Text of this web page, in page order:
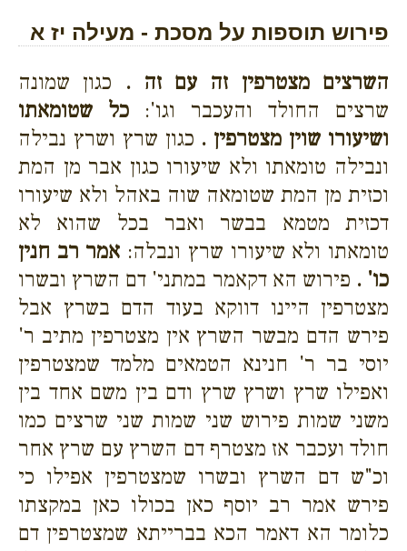
פירוש תוספות על מסכת - מעילה יז א
השרצים מצטרפין זה עם זה . כגון שמונה
שרצים החולד והעכבר וגו': כל שטומאתו
ושיעורו שוין מצטרפין . כגון שרץ ושרץ נבילה
ונבילה טומאתו ולא שיעורו כגון אבר מן המת
וכזית מן המת שטומאה שוה באהל ולא שיעורו
דכזית מטמא בבשר ואבר בכל שהוא לא
טומאתו ולא שיעורו שרץ ונבלה: אמר רב חנין
כו' . פירוש הא דקאמר במתני' דם השרץ ובשרו
מצטרפין היינו דווקא בעוד הדם בשרץ אבל
פירש הדם מבשר השרץ אין מצטרפין מתיב ר'
יוסי בר ר' חנינא הטמאים מלמד שמצטרפין
ואפילו שרץ ושרץ שרץ ודם בין משם אחד בין
משני שמות פירוש שני שמות שני שרצים כמו
חולד ועכבר אז מצטרף דם השרץ עם שרץ אחר
וכ"ש דם השרץ ובשרו שמצטרפין אפילו כי
פירש אמר רב יוסף כאן בכולו כאן במקצתו
כלומר הא דאמר הכא בברייתא שמצטרפין דם